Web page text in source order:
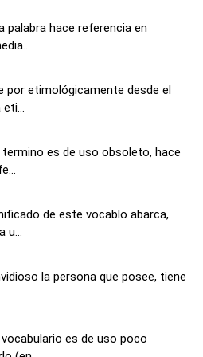
hace referencia en
por etimológicamente desde el
es de uso obsoleto, hace
de este vocablo abarca,
u...
la persona que posee, tiene
es de uso poco